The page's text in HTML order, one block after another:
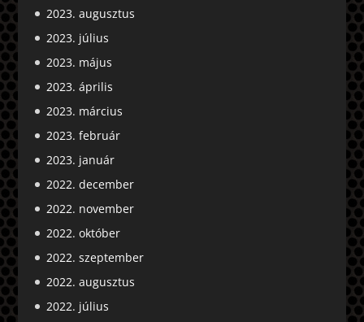
2023. augusztus
2023. július
2023. május
2023. április
2023. március
2023. február
2023. január
2022. december
2022. november
2022. október
2022. szeptember
2022. augusztus
2022. július